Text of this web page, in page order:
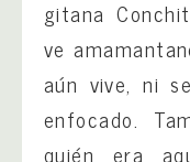
gitana
ve
aún vive, ni
enfocado.
quién era